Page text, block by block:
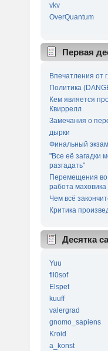
vkv
OverQuantum
Первая
Впечатления от
Политика
Кем является
Квиррелл
Замечания о
дырки
Финальный
"Все её загадки
разгадать"
Перемещения
работа маховика
Чем всё
Критика
Десятка
Yuu
fil0sof
Elspet
kuuff
valergrad
gnomo_sapiens
Kroid
a_konst